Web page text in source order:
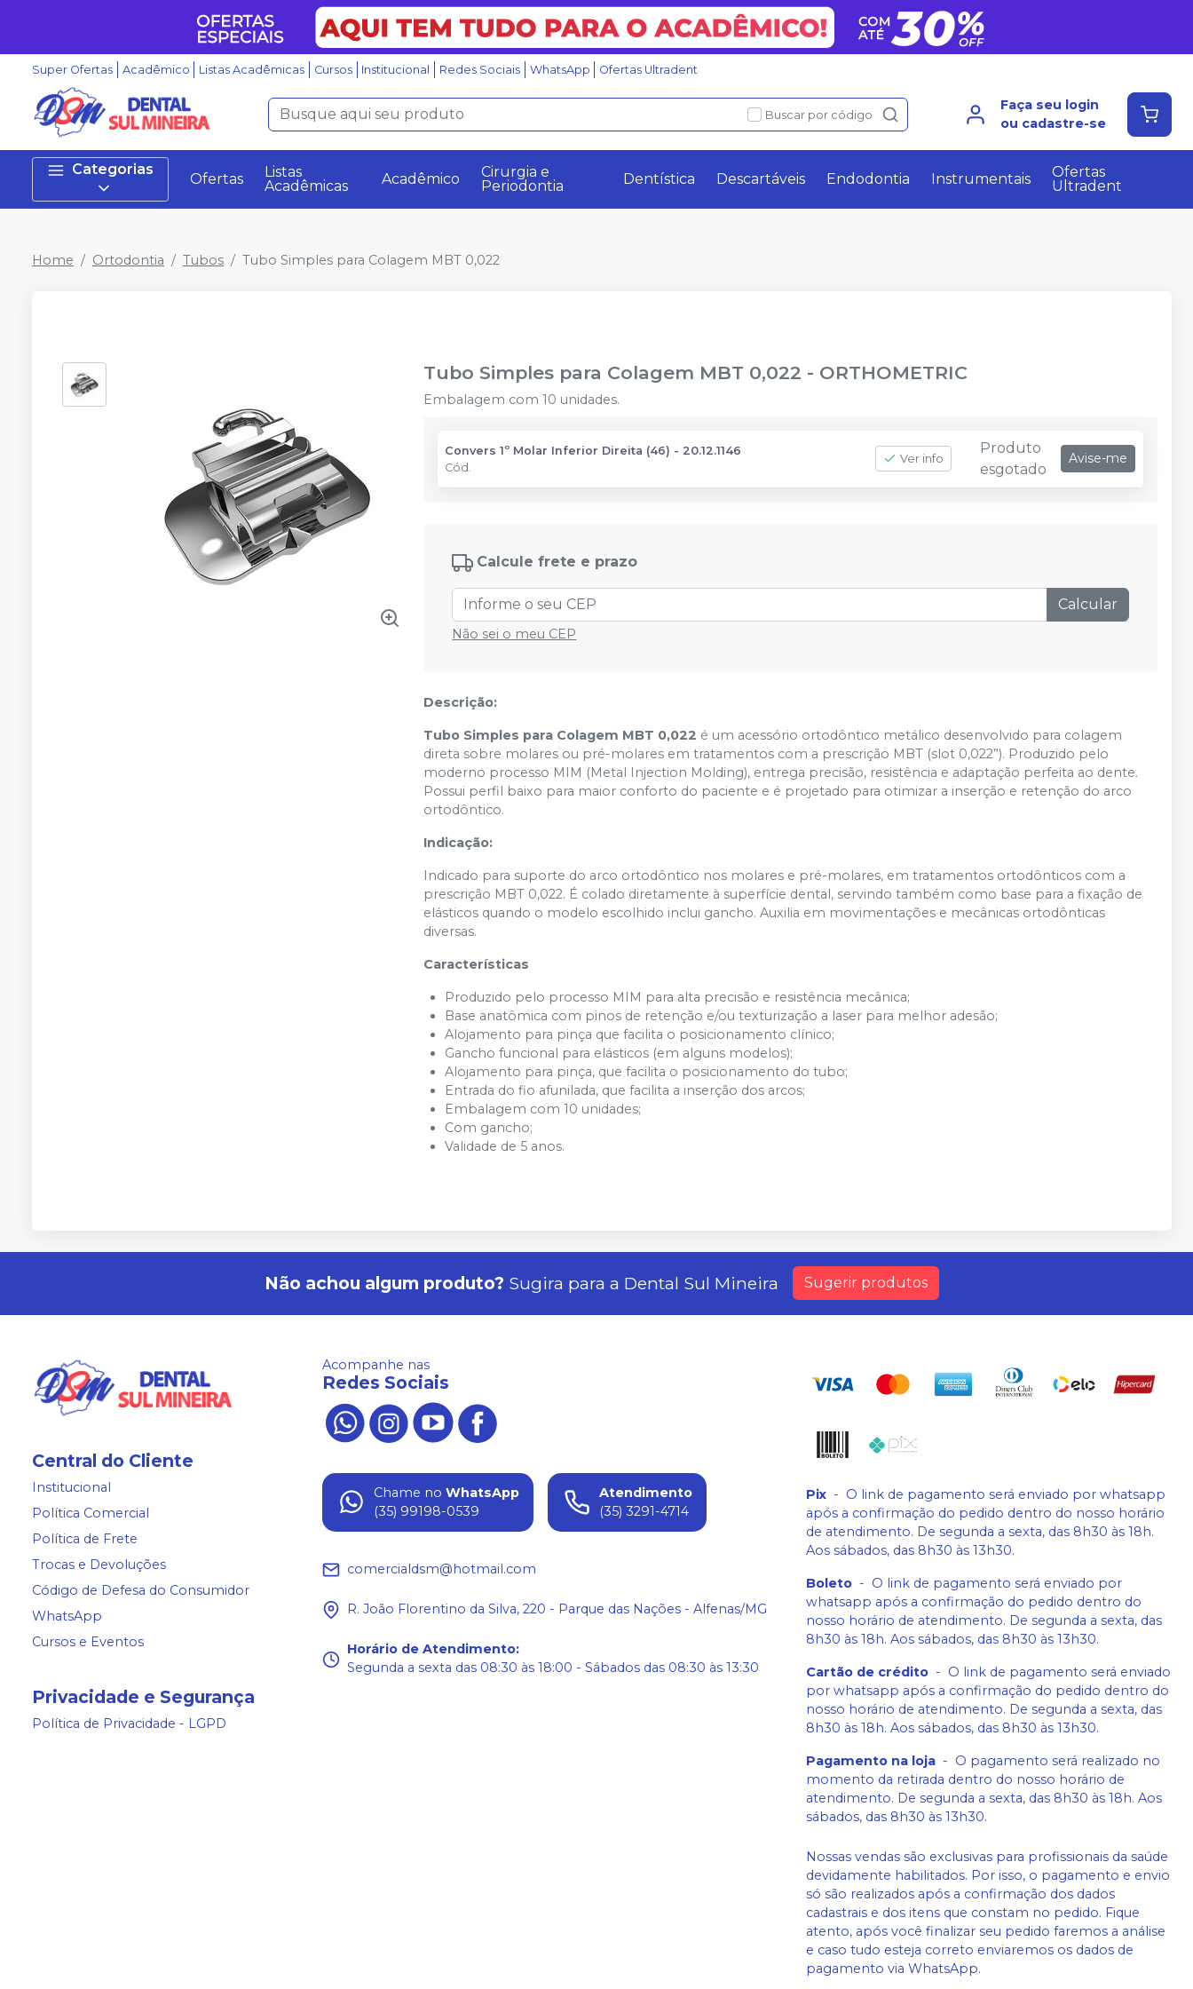
Super Ofertas Acadêmico Listas Acadêmicas Cursos Institucional Redes Sociais WhatsApp Ofertas Ultradent
Buscar por código
Faça seu login
ou cadastre-se
Categorias
Ofertas
Listas
Acadêmicas
Acadêmico
Cirurgia e
Periodontia
Dentística Descartáveis Endodontia Instrumentais
Ofertas
Ultradent
Home Ortodontia Tubos Tubo Simples para Colagem MBT 0,022
Tubo Simples para Colagem MBT 0,022 - ORTHOMETRIC
Embalagem com 10 unidades.
Convers 1º Molar Inferior Direita (46) - 20.12.1146
Cód.
Ver info
Produto
esgotado
Avise-me
Calcule frete e prazo
Calcular
Não sei o meu CEP
Descrição:
Tubo Simples para Colagem MBT 0,022 é um acessório ortodôntico metálico desenvolvido para colagem
direta sobre molares ou pré-molares em tratamentos com a prescrição MBT (slot 0,022”). Produzido pelo
moderno processo MIM (Metal Injection Molding), entrega precisão, resistência e adaptação perfeita ao dente.
Possui perfil baixo para maior conforto do paciente e é projetado para otimizar a inserção e retenção do arco
ortodôntico.​
Indicação:
Indicado para suporte do arco ortodôntico nos molares e pré-molares, em tratamentos ortodônticos com a
prescrição MBT 0,022. É colado diretamente à superfície dental, servindo também como base para a fixação de
elásticos quando o modelo escolhido inclui gancho. Auxilia em movimentações e mecânicas ortodônticas
diversas.
Características
Produzido pelo processo MIM para alta precisão e resistência mecânica;
Base anatômica com pinos de retenção e/ou texturização a laser para melhor adesão;​
Alojamento para pinça que facilita o posicionamento clínico;
Gancho funcional para elásticos (em alguns modelos)​;
Alojamento para pinça, que facilita o posicionamento do tubo;
Entrada do fio afunilada, que facilita a inserção dos arcos;
Embalagem com 10 unidades;
Com gancho;
Validade de 5 anos.
Não achou algum produto? Sugira para a Dental Sul Mineira Sugerir produtos
Central do Cliente
Institucional
Política Comercial
Política de Frete
Trocas e Devoluções
Código de Defesa do Consumidor
WhatsApp
Cursos e Eventos
Privacidade e Segurança
Política de Privacidade - LGPD
Acompanhe nas
Redes Sociais
Chame no WhatsApp
(35) 99198-0539
Atendimento
(35) 3291-4714
comercialdsm@hotmail.com
R. João Florentino da Silva, 220 - Parque das Nações - Alfenas/MG
Horário de Atendimento:
Segunda a sexta das 08:30 às 18:00 - Sábados das 08:30 às 13:30
Pix - O link de pagamento será enviado por whatsapp
após a confirmação do pedido dentro do nosso horário
de atendimento. De segunda a sexta, das 8h30 às 18h.
Aos sábados, das 8h30 às 13h30.
Boleto - O link de pagamento será enviado por
whatsapp após a confirmação do pedido dentro do
nosso horário de atendimento. De segunda a sexta, das
8h30 às 18h. Aos sábados, das 8h30 às 13h30.
Cartão de crédito - O link de pagamento será enviado
por whatsapp após a confirmação do pedido dentro do
nosso horário de atendimento. De segunda a sexta, das
8h30 às 18h. Aos sábados, das 8h30 às 13h30.
Pagamento na loja - O pagamento será realizado no
momento da retirada dentro do nosso horário de
atendimento. De segunda a sexta, das 8h30 às 18h. Aos
sábados, das 8h30 às 13h30.
Nossas vendas são exclusivas para profissionais da saúde
devidamente habilitados. Por isso, o pagamento e envio
só são realizados após a confirmação dos dados
cadastrais e dos itens que constam no pedido. Fique
atento, após você finalizar seu pedido faremos a análise
e caso tudo esteja correto enviaremos os dados de
pagamento via WhatsApp.